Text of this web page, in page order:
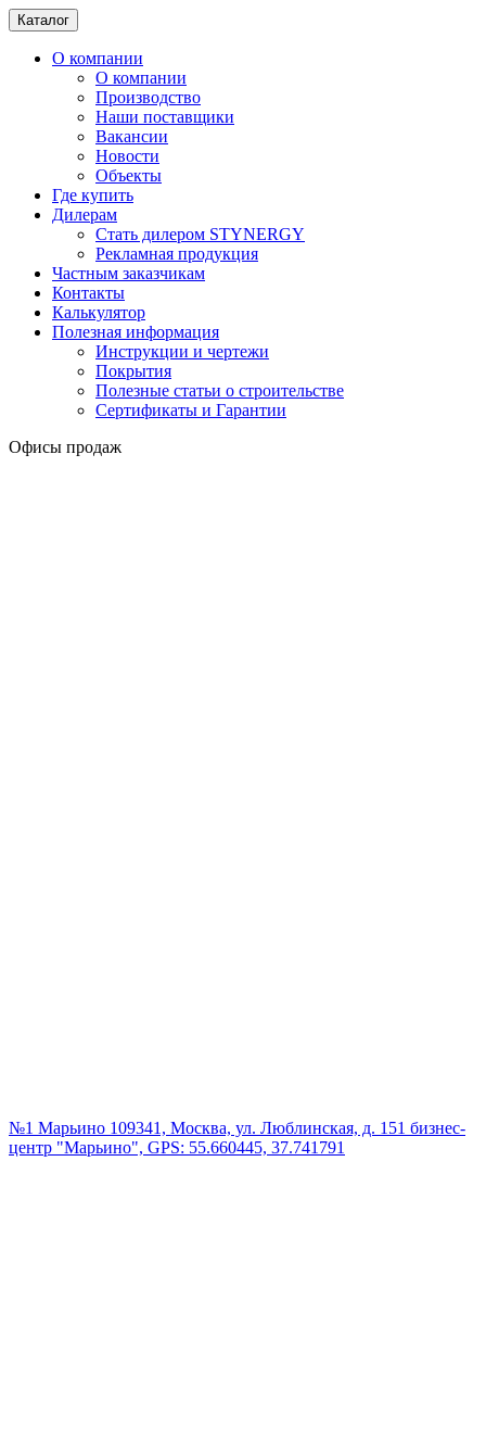
Каталог
О компании
О компании
Производство
Наши поставщики
Вакансии
Новости
Объекты
Где купить
Дилерам
Стать дилером STYNERGY
Рекламная продукция
Частным заказчикам
Контакты
Калькулятор
Полезная информация
Инструкции и чертежи
Покрытия
Полезные статьи о строительстве
Сертификаты и Гарантии
Офисы продаж
№1 Марьино 109341, Москва, ул. Люблинская, д. 151 бизнес-
центр "Марьино", GPS: 55.660445, 37.741791